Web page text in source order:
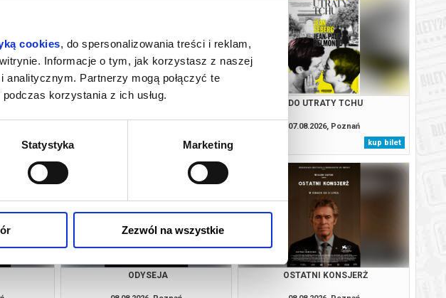
cookies, do spersonalizowania treści i reklam,
Informacje o tym, jak korzystasz z naszej
Partnerzy mogą połączyć te
korzystania z ich usług.
Statystyka Marketing
Zezwól na wszystkie
kup bilet
KANDYDACI ŚMIERCI
kup bilet
DO UTRATY TCHU
07.08.2026, Poznań
kup bilet
ODYSEJA OSTATNI KONSJERŻ